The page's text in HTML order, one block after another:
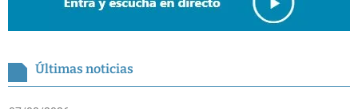
Últimas noticias